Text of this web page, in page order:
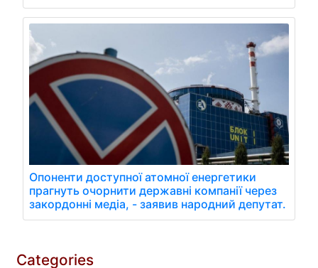
Опоненти доступної атомної енергетики
прагнуть очорнити державні компанії через
закордонні медіа, - заявив народний депутат.
Categories